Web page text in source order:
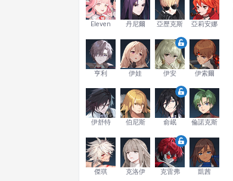
Eleven 丹尼爾 亞歷克斯 亞莉安娜
亨利 伊娃 伊安 伊索爾
伊舒特 伯尼斯 俞岷 倫諾克斯
傑琪 克洛伊 克雷弗 凱茜